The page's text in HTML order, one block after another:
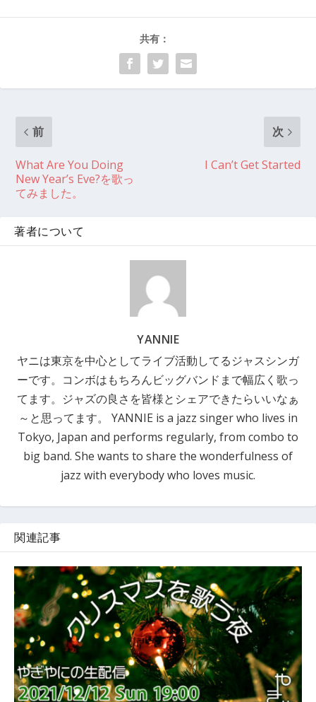
共有：
前
What Are You Doing
New Year’s Eve?を歌っ
てみました。
次
I Can’t Get Started
著者について
YANNIE
ヤニは東京を中心としてライブ活動してるジャスシンガ
ーです。コンボはもちろんビッグバンドまで幅広く歌っ
てます。ジャズの良さを皆様とシェアできたらいいなぁ
～と思ってます。 YANNIE is a jazz singer who lives in
Tokyo, Japan and performs regularly, from combo to
big band. She wants to share the wonderfulness of
jazz with everybody who loves music.
関連記事